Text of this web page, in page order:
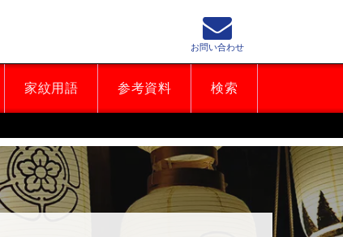
家紋用語 参考資料 検索
お問い合わせ